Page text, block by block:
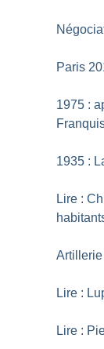
Paris
1975 :
1935 :
Lire :
Lire :
Lire :